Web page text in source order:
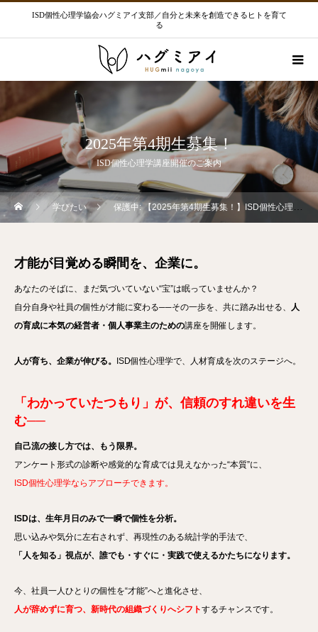
ISD個性心理学協会ハグミアイ支部／自分と未来を創造できるヒトを育て
る
2025年第4期生募集！
ISD個性心理学講座開催のご案内
学びたい 保護中: 【2025年第4期生募集！】ISD個性心理学講座開催のご案内
才能が目覚める瞬間を、企業に。
あなたのそばに、まだ気づいていない“宝”は眠っていませんか？
自分自身や社員の個性が才能に変わる──その一歩を、共に踏み出せる、 人
の育成に本気の経営者・個人事業主のための講座を開催します。
人が育ち、企業が伸びる。 ISD個性心理学で、人材育成を次のステージへ。
「わかっていたつもり」が、信頼のすれ違いを生
む──
自己流の接し方では、もう限界。
アンケート形式の診断や感覚的な育成では見えなかった“本質”に、
ISD個性心理学ならアプローチできます。
ISDは、生年月日のみで一瞬で個性を分析。
思い込みや気分に左右されず、再現性のある統計学的手法で、
「人を知る」視点が、誰でも・すぐに・実践で使えるかたちになります。
今、社員一人ひとりの個性を“才能”へと進化させ、
人が辞めずに育つ、新時代の組織づくりへシフトするチャンスです。